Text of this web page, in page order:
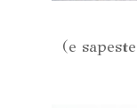
(e